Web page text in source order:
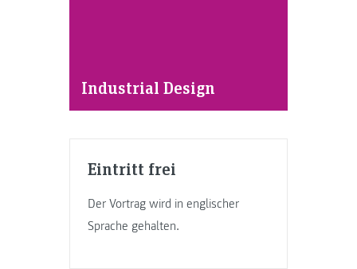
Industrial Design
Eintritt frei
Der Vortrag wird in englischer
Sprache gehalten.